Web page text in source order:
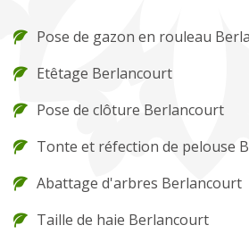
Pose de gazon en rouleau
Etêtage Berlancourt
Pose de clôture Berlancourt
Tonte et réfection de pelouse
Abattage d'arbres Berlancourt
Taille de haie Berlancourt